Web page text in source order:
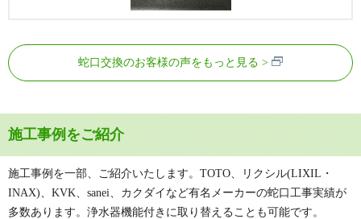
蛇口交換のお客様の声をもっと見る
施工事例をご紹介
施工事例を一部、ご紹介いたします。TOTO、リクシル(LIXIL・
INAX)、KVK、sanei、カクダイなど有名メーカーの蛇口工事実績が
多数あります。浄水器機能付きに取り替えることも可能です。